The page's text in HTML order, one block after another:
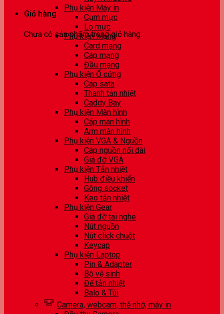
Giỏ hàng
Chưa có sản phẩm trong giỏ hàng.
Phụ kiện Máy in
Cụm mực
Lọ mực
Phụ kiện Mạng
Card mạng
Cáp mạng
Đầu mạng
Phụ kiện Ổ cứng
Cáp sata
Thanh tản nhiệt
Caddy Bay
Phụ kiện Màn hình
Cáp màn hình
Arm màn hình
Phụ kiện VGA & Nguồn
Cáp nguồn nối dài
Giá đỡ VGA
Phụ kiện Tản nhiệt
Hub điều khiển
Gông socket
Keo tản nhiệt
Phụ kiện Gear
Giá đỡ tai nghe
Nút nguồn
Nút click chuột
Keycap
Phụ kiện Laptop
Pin & Adapter
Bộ vệ sinh
Đế tản nhiệt
Balo & Túi
Camera, webcam, thẻ nhớ, máy in